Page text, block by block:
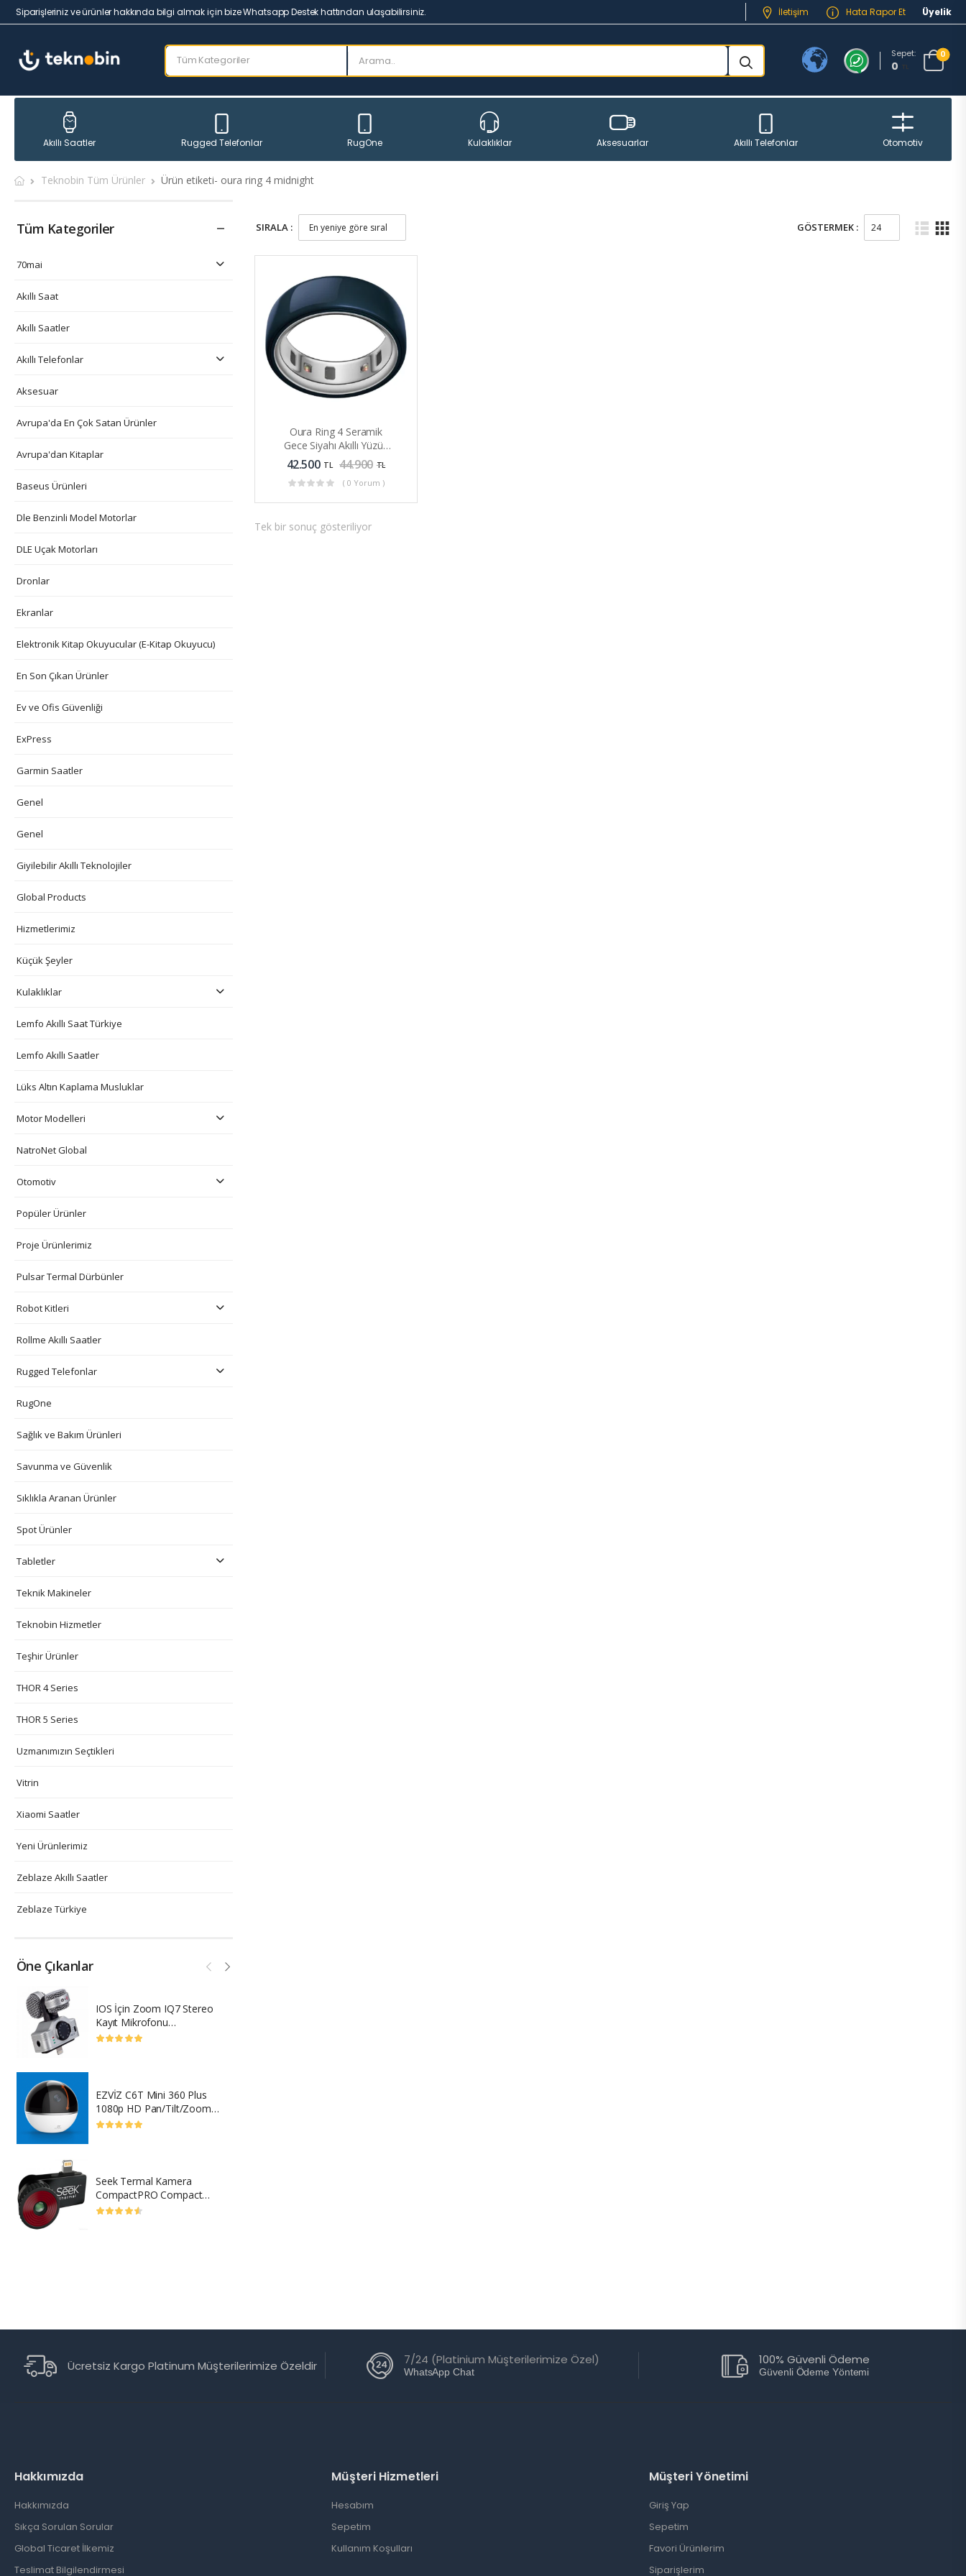
Siparişleriniz ve ürünler hakkında bilgi almak için bize Whatsapp Destek hattından ulaşabilirsiniz. İletişim Hata Rapor Et Üyelik
Sepet:
0 TL
0
Akıllı Saatler Rugged Telefonlar RugOne Kulaklıklar Aksesuarlar Akıllı Telefonlar Otomotiv
Teknobin Tüm Ürünler Ürün etiketi- oura ring 4 midnight
Tüm Kategoriler
70mai
Akıllı Saat
Akıllı Saatler
Akıllı Telefonlar
Aksesuar
Avrupa'da En Çok Satan Ürünler
Avrupa'dan Kitaplar
Baseus Ürünleri
Dle Benzinli Model Motorlar
DLE Uçak Motorları
Dronlar
Ekranlar
Elektronik Kitap Okuyucular (E-Kitap Okuyucu)
En Son Çıkan Ürünler
Ev ve Ofis Güvenliği
ExPress
Garmin Saatler
Genel
Genel
Giyilebilir Akıllı Teknolojiler
Global Products
Hizmetlerimiz
Küçük Şeyler
Kulaklıklar
Lemfo Akıllı Saat Türkiye
Lemfo Akıllı Saatler
Lüks Altın Kaplama Musluklar
Motor Modelleri
NatroNet Global
Otomotiv
Popüler Ürünler
Proje Ürünlerimiz
Pulsar Termal Dürbünler
Robot Kitleri
Rollme Akıllı Saatler
Rugged Telefonlar
RugOne
Sağlık ve Bakım Ürünleri
Savunma ve Güvenlik
Sıklıkla Aranan Ürünler
Spot Ürünler
Tabletler
Teknik Makineler
Teknobin Hizmetler
Teşhir Ürünler
THOR 4 Series
THOR 5 Series
Uzmanımızın Seçtikleri
Vitrin
Xiaomi Saatler
Yeni Ürünlerimiz
Zeblaze Akıllı Saatler
Zeblaze Türkiye
Öne Çıkanlar
IOS İçin Zoom IQ7 Stereo
Kayıt Mikrofonu
IPhone/iPad/iPod
EZVİZ C6T Mini 360 Plus
1080p HD Pan/Tilt/Zoom
Kamera
Seek Termal Kamera
CompactPRO Compact
CompactXR Türkiye
SIRALA : GÖSTERMEK :
Oura Ring 4 Seramik
Gece Siyahı Akıllı Yüzük
Sağlık Takipli
42.500 TL 44.900 TL
( 0 Yorum )
Tek bir sonuç gösteriliyor
Ücretsiz Kargo Platinum Müşterilerimize Özeldir 7/24 (Platinium Müşterilerimize Özel)
WhatsApp Chat
100% Güvenli Ödeme
Güvenli Ödeme Yöntemi
Hakkımızda
Hakkımızda
Sıkça Sorulan Sorular
Global Ticaret İlkemiz
Teslimat Bilgilendirmesi
Müşteri Hizmetleri
Hesabım
Sepetim
Kullanım Koşulları
Müşteri Yönetimi
Giriş Yap
Sepetim
Favori Ürünlerim
Siparişlerim